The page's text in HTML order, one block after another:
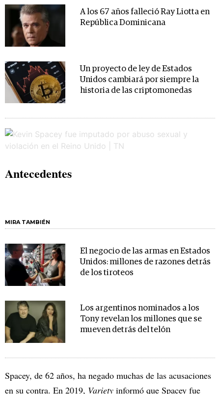
A los 67 años falleció Ray Liotta en
República Dominicana
Un proyecto de ley de Estados
Unidos cambiará por siempre la
historia de las criptomonedas
Antecedentes
MIRA TAMBIÉN
El negocio de las armas en Estados
Unidos: millones de razones detrás
de los tiroteos
Los argentinos nominados a los
Tony revelan los millones que se
mueven detrás del telón
Spacey, de 62 años, ha negado muchas de las acusaciones
en su contra. En 2019, Variety informó que Spacey fue